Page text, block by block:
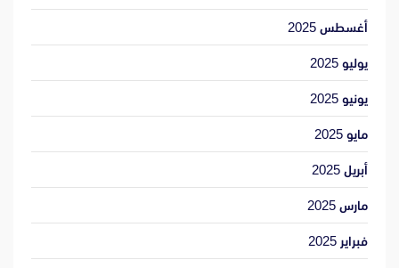
أغسطس 2025
يوليو 2025
يونيو 2025
مايو 2025
أبريل 2025
مارس 2025
فبراير 2025